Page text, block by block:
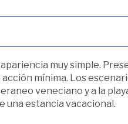
muy simple.
mínima. Los
veneciano y a la
una estancia vacacional.